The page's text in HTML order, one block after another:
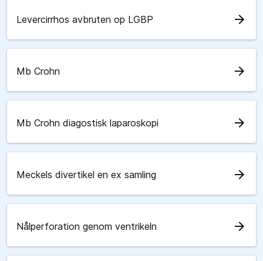
Levercirrhos avbruten op LGBP arrow_forward
Mb Crohn arrow_forward
Mb Crohn diagostisk laparoskopi arrow_forward
Meckels divertikel en ex samling arrow_forward
Nålperforation genom ventrikeln arrow_forward